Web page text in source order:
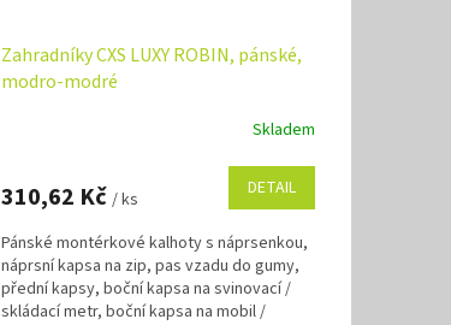
Zahradníky CXS LUXY ROBIN, pánské,
modro-modré
Skladem
310,62 Kč / ks DETAIL
Pánské montérkové kalhoty s náprsenkou,
náprsní kapsa na zip, pas vzadu do gumy,
přední kapsy, boční kapsa na svinovací /
skládací metr, boční kapsa na mobil /